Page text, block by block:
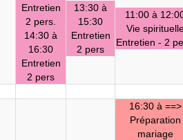
Entretien
2 pers.
14:30 à
16:30
Entretien
2 pers
13:30 à
15:30
Entretien
2 pers
11:00 à
Vie
Entretien - 2
16:30 à ==>
Préparation
mariage